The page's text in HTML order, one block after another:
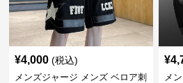
¥4,000 (税込)
メンズジャージ メンズ ベロア刺
¥
メ